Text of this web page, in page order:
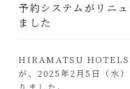
予約システムがリニ
ました
HIRAMATSU HOTELS
が、2025年2⽉5⽇（水